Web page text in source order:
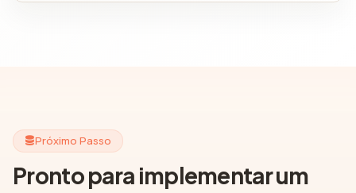
Próximo Passo
Pronto para implementar um